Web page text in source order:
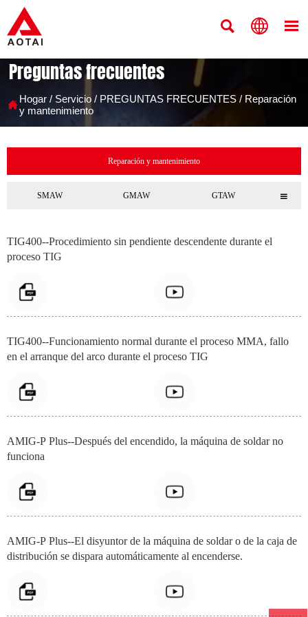
  
Preguntas frecuentes
 Hogar / Servicio / PREGUNTAS FRECUENTES / Reparación
y mantenimiento
Reparación y mantenimiento
SMAW GMAW GTAW 
TIG400--Procedimiento sin pendiente descendente durante el
proceso TIG
TIG400--Funcionamiento normal durante el proceso MMA, fallo
en el arranque del arco durante el proceso TIG
AMIG-P Plus--Después del encendido, la máquina de soldar no
funciona
AMIG-P Plus--El disyuntor de la máquina de soldar o de la caja de
distribución se dispara automáticamente al encenderse.